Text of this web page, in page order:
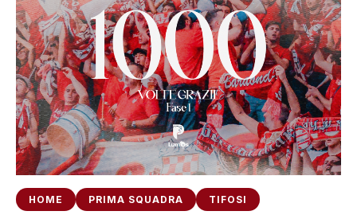
HOME PRIMA SQUADRA TIFOSI